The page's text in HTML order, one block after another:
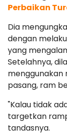
Perbaikan
Dia
dengan
yang
Setelahnya,
menggunakan
pasang, ram
"Kalau tidak
targetkan
tandasnya.